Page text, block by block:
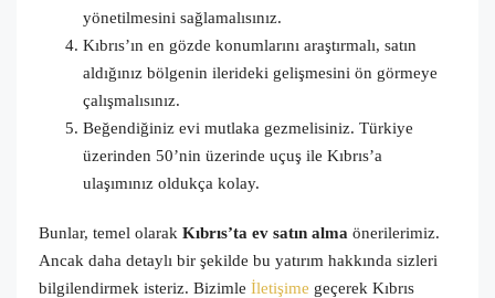
yönetilmesini sağlamalısınız.
Kıbrıs’ın en gözde konumlarını araştırmalı, satın
aldığınız bölgenin ilerideki gelişmesini ön görmeye
çalışmalısınız.
Beğendiğiniz evi mutlaka gezmelisiniz. Türkiye
üzerinden 50’nin üzerinde uçuş ile Kıbrıs’a
ulaşımınız oldukça kolay.
Bunlar, temel olarak Kıbrıs’ta ev satın alma önerilerimiz.
Ancak daha detaylı bir şekilde bu yatırım hakkında sizleri
bilgilendirmek isteriz. Bizimle İletişime geçerek Kıbrıs